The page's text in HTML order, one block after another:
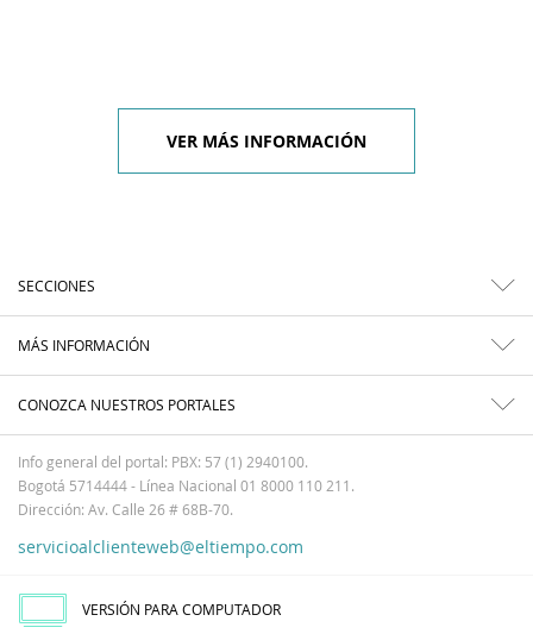
VER MÁS INFORMACIÓN
SECCIONES
MÁS INFORMACIÓN
CONOZCA NUESTROS PORTALES
Info general del portal: PBX: 57 (1) 2940100.
Bogotá 5714444 - Línea Nacional 01 8000 110 211.
Dirección: Av. Calle 26 # 68B-70.
servicioalclienteweb@eltiempo.com
VERSIÓN PARA COMPUTADOR